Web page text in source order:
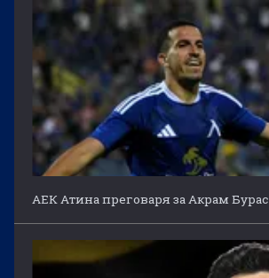
АЕК Атина преговаря за Акрам Бурас